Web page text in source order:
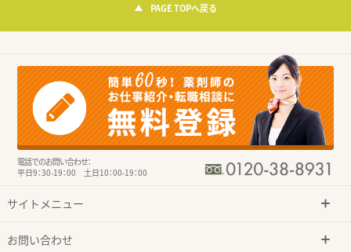
PAGE TOPへ戻る
電話でのお問い合わせ：
平日9：30-19：00 土日10：00-19：00
サイトメニュー
お問い合わせ